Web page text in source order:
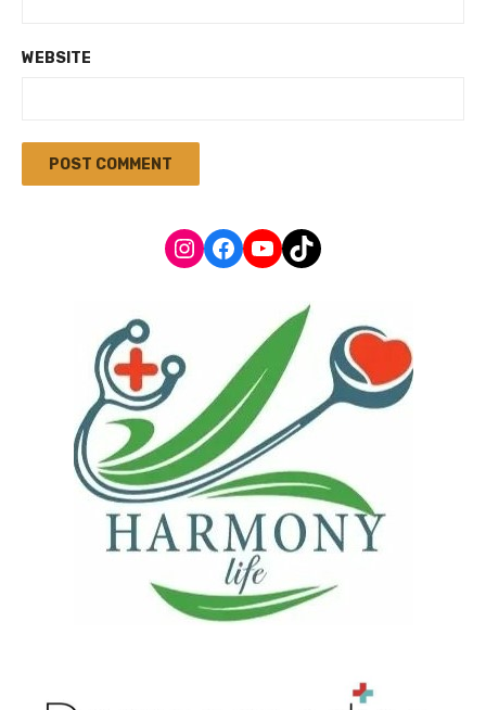
WEBSITE
Instagram
Facebook
YouTube
TikTok